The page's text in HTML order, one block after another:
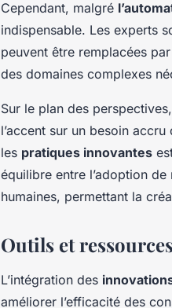
Cependant, malgré
indispensable. Les experts
peuvent être remplacées
des domaines complexes
Sur le plan des
l’accent sur un besoin
les pratiques innovantes
équilibre entre l’adoption
humaines, permettant la
Outils et
L’intégration des
améliorer l’efficacité des